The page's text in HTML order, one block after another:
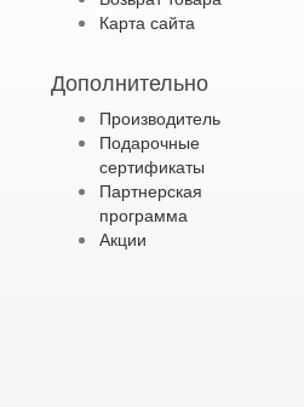
Карта сайта
Дополнительно
Производитель
Подарочные
сертификаты
Партнерская
программа
Акции